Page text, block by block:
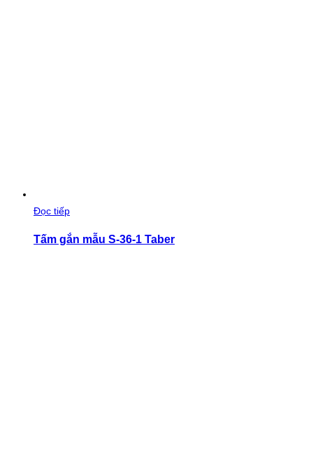
Đọc tiếp
Tấm gắn mẫu S-36-1 Taber